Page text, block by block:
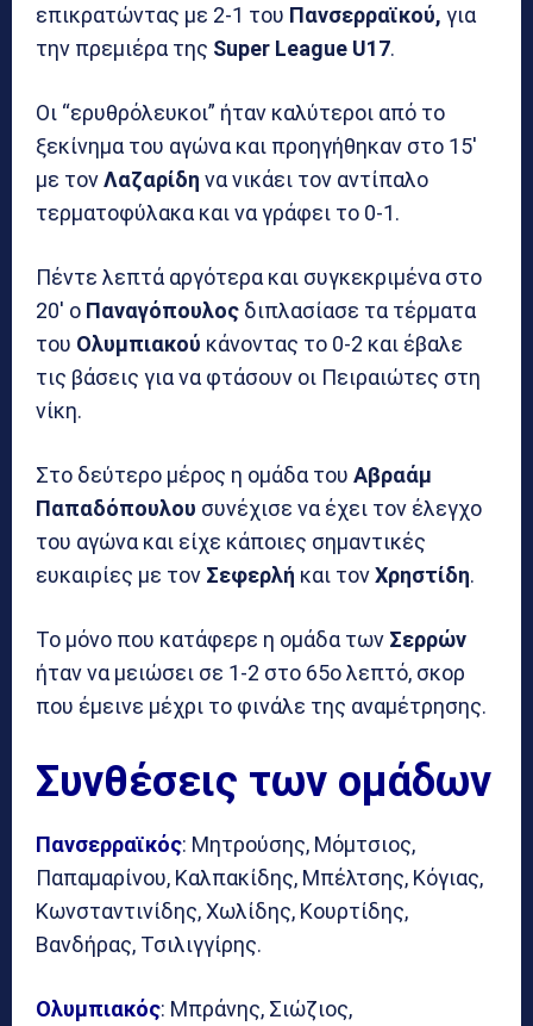
επικρατώντας με 2-1 του Πανσερραϊκού, για
την πρεμιέρα της Super League U17.
Οι “ερυθρόλευκοι” ήταν καλύτεροι από το
ξεκίνημα του αγώνα και προηγήθηκαν στο 15′
με τονΛαζαρίδη να νικάει τον αντίπαλο
τερματοφύλακα και να γράφει το 0-1.
Πέντε λεπτά αργότερα και συγκεκριμένα στο
20′ ο Παναγόπουλος διπλασίασε τα τέρματα
του Ολυμπιακού κάνοντας το 0-2 και έβαλε
τις βάσεις για να φτάσουν οι Πειραιώτες στη
νίκη.
Στο δεύτερο μέρος η ομάδα του Αβραάμ
Παπαδόπουλου συνέχισε να έχει τον έλεγχο
του αγώνα και είχε κάποιες σημαντικές
ευκαιρίες με τον Σεφερλή και τονΧρηστίδη.
Το μόνο που κατάφερε η ομάδα των Σερρών
ήταν να μειώσει σε 1-2 στο 65ο λεπτό, σκορ
που έμεινε μέχρι το φινάλε της αναμέτρησης.
Συνθέσεις των ομάδων
Πανσερραϊκός: Μητρούσης, Μόμτσιος,
Παπαμαρίνου, Καλπακίδης, Μπέλτσης, Κόγιας,
Κωνσταντινίδης, Χωλίδης, Κουρτίδης,
Βανδήρας, Τσιλιγγίρης.
Ολυμπιακός: Μπράνης, Σιώζιος,